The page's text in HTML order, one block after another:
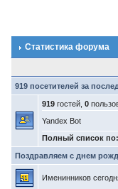
Статистика форума
919 посетителей за
919гостей, 0
Yandex Bot
Полный список по:
Поздравляем с днем
Именинников